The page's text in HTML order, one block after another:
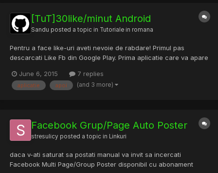
[TuT]30like/minut Android
Sandu posted a topic in Tutoriale in romana
Pentru a face like-uri aveti nevoie de rabdare! Primul pas
descarcati Like Fb din Google Play. Prima aplicatie care va apare
aplicatie, trebuie sa dati click here, apoi va conectati cu contul
de fb, apoi va alegeti poza la care doriti sa pr...
June 6, 2015 7 replies
aplicatie apoi (and 3 more)
Facebook Grup/Page Auto Poster
stresulicy posted a topic in Linkuri
daca v-ati saturat sa postati manual va invit sa incercati
Facebook Multi Page/Group Poster disponibil cu abonament